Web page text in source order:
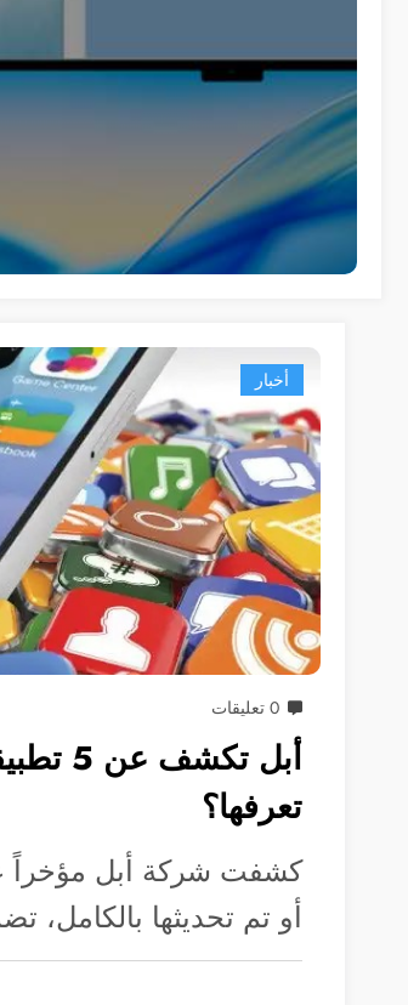
أخبار
0 تعليقات
أبل
تعرفها؟
كشفت شركة أبل مؤخراً
أو تم تحديثها بالكامل،